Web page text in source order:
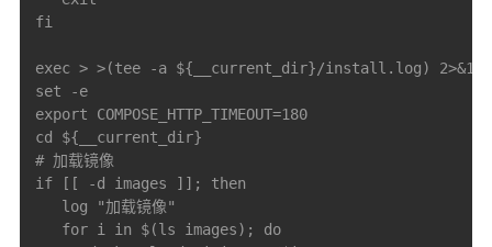
fi
exec > >(tee -a ${__current_dir}/install.log) 2>&1
set -e
export COMPOSE_HTTP_TIMEOUT=180
cd ${__current_dir}
# 加载镜像
if [[ -d images ]]; then
   log "加载镜像"
   for i in $(ls images); do